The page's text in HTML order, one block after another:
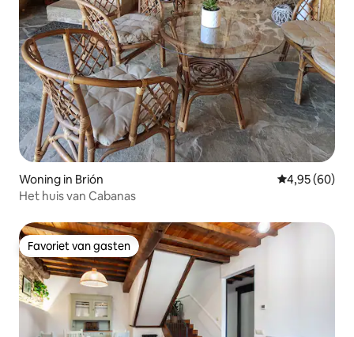
Woning in Brión Gemiddelde
4,95 (60)
Het huis van Cabanas
Favoriet van gasten
Favoriet van gasten